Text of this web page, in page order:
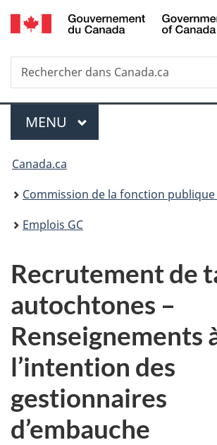
Passer
au
principal
Passer
à
Au
du
Passer
à
version
simplifiée
Recherche
Rechercher
dans
Menu
MENU PRINCIPAL
Vous
êtes
ici :
Canada.ca
Commission de la fonction publique
Emplois GC
Recrutement de
autochtones –
Renseignements
l’intention des
gestionnaires
d’embauche